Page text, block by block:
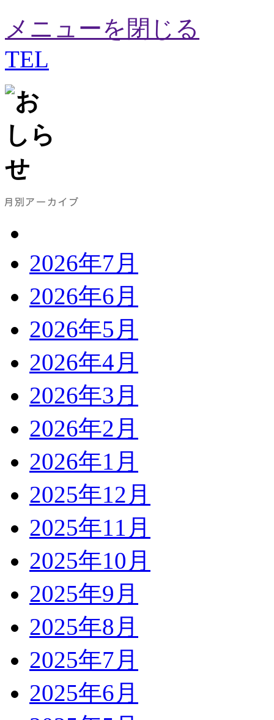
メニューを閉じる
TEL
2026年7月
2026年6月
2026年5月
2026年4月
2026年3月
2026年2月
2026年1月
2025年12月
2025年11月
2025年10月
2025年9月
2025年8月
2025年7月
2025年6月